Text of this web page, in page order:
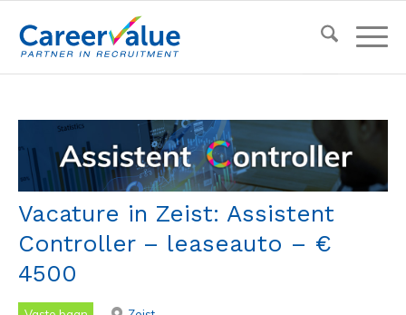
Vacature in Zeist: Assistent
Controller – leaseauto – €
4500